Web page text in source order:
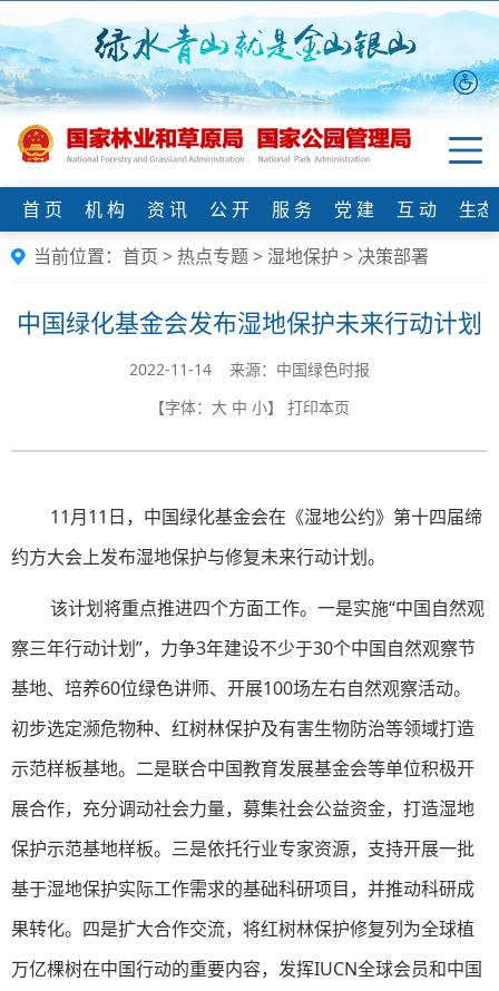
首 页 机 构 资 讯 公 开 服 务 党 建 互 动
生
当前位置： 首页 > 热点专题> 湿地保护 > 决策部署
中国绿化基金会发布湿地保护未来行动计划
2022-11-14 来源：中国绿色时报
【字体： 大 中 小】 打印本页
11月11日，中国绿化基金会在《湿地公约》第十四届缔
约方大会上发布湿地保护与修复未来行动计划。
该计划将重点推进四个方面工作。一是实施“中国自然观
察三年行动计划”，力争3年建设不少于30个中国自然观察节
基地、培养60位绿色讲师、开展100场左右自然观察活动。
初步选定濒危物种、红树林保护及有害生物防治等领域打造
示范样板基地。 二是联合中国教育发展基金会等单位积极开
展合作，充分调动社会力量，募集社会公益资金，打造湿地
保护示范基地样板。三是依托行业专家资源，支持开展一批
基于湿地保护实际工作需求的基础科研项目，并推动科研成
果转化。四是扩大合作交流，将红树林保护修复列为全球植
万亿棵树在中国行动的重要内容，发挥IUCN全球会员和中国